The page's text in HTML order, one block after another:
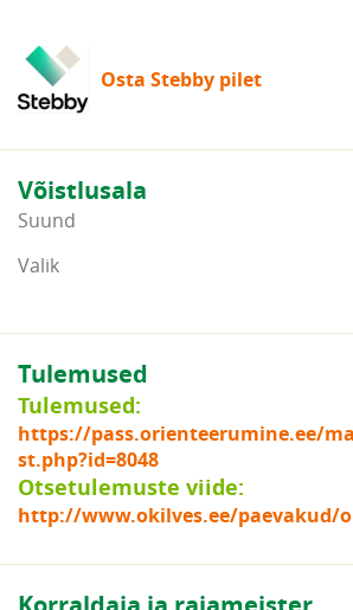
Osta Stebby pilet
Võistlusala
Suund
Valik
Tulemused
Tulemused:
https://pass.orienteerumine.ee/
st.php?id=8048
Otsetulemuste viide:
http://www.okilves.ee/paevakud/